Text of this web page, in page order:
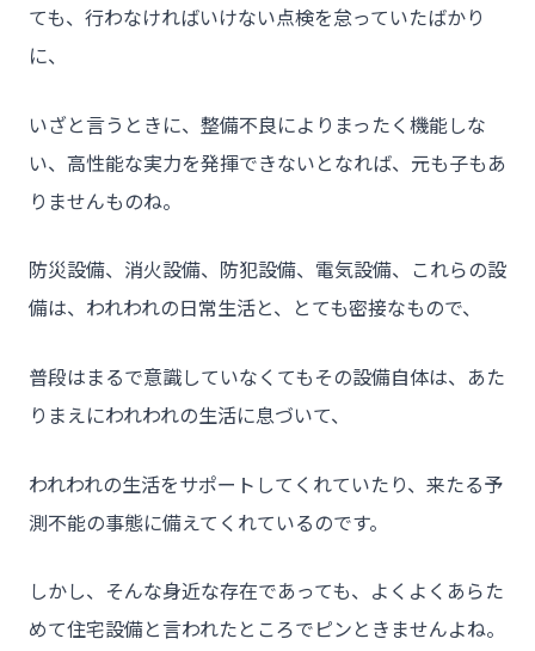
チーム★トウカイセツビ
- HOME
ても、行わなければいけない点検を怠っていたばかり
に、
いざと言うときに、整備不良によりまったく機能しな
い、高性能な実力を発揮できないとなれば、元も子もあ
りませんものね。
防災設備、消火設備、防犯設備、電気設備、これらの設
備は、われわれの日常生活と、とても密接なもので、
普段はまるで意識していなくてもその設備自体は、あた
りまえにわれわれの生活に息づいて、
われわれの生活をサポートしてくれていたり、来たる予
測不能の事態に備えてくれているのです。
しかし、そんな身近な存在であっても、よくよくあらた
めて住宅設備と言われたところでピンときませんよね。